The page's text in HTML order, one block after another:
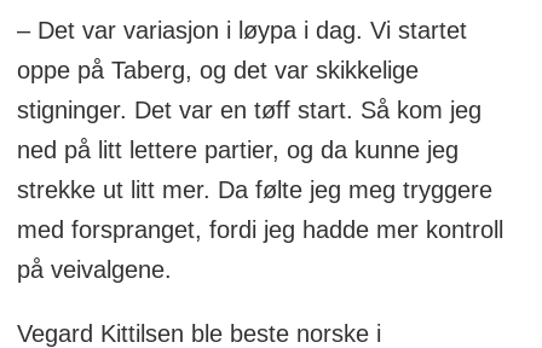
– Det var variasjon i løypa i dag. Vi startet
oppe på Taberg, og det var skikkelige
stigninger. Det var en tøff start. Så kom jeg
ned på litt lettere partier, og da kunne jeg
strekke ut litt mer. Da følte jeg meg tryggere
med forspranget, fordi jeg hadde mer kontroll
på veivalgene.
Vegard Kittilsen ble beste norske i